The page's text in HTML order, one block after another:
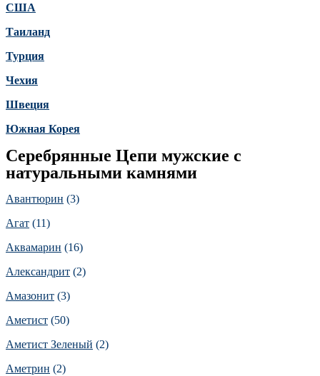
США
Таиланд
Турция
Чехия
Швеция
Южная Корея
Серебрянные Цепи мужские с
натуральными камнями
Авантюрин (3)
Агат (11)
Аквамарин (16)
Александрит (2)
Амазонит (3)
Аметист (50)
Аметист Зеленый (2)
Аметрин (2)